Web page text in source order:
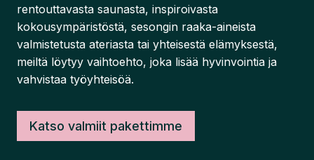
rentouttavasta saunasta, inspiroivasta
kokousympäristöstä, sesongin raaka-aineista
valmistetusta ateriasta tai yhteisestä elämyksestä,
meiltä löytyy vaihtoehto, joka lisää hyvinvointia ja
vahvistaa työyhteisöä.
Katso valmiit pakettimme